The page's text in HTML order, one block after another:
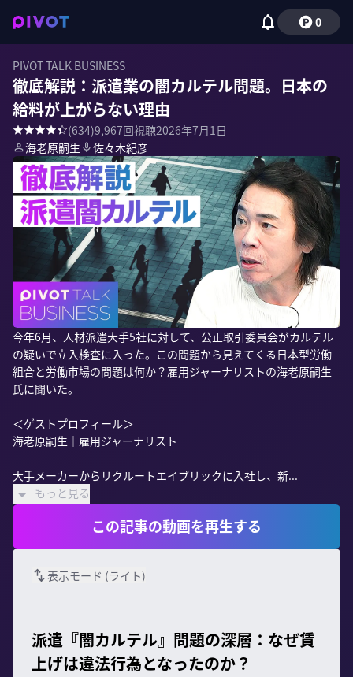
0
PIVOT TALK BUSINESS
徹底解説：派遣業の闇カルテル問題。日本の
給料が上がらない理由
(634)9,967回視聴2026年7月1日
海老原嗣生
佐々木紀彦
今年6月、人材派遣大手5社に対して、公正取引委員会がカルテル
の疑いで立入検査に入った。この問題から見えてくる日本型労働
組合と労働市場の問題は何か？雇用ジャーナリストの海老原嗣生
氏に聞いた。
＜ゲストプロフィール＞
海老原嗣生｜雇用ジャーナリスト
大手メーカーからリクルートエイブリックに入社し、新...
もっと見る
この記事の動画を再生する
表示モード (ライト)
派遣『闇カルテル』問題の深層：なぜ賃
上げは違法行為となったのか？